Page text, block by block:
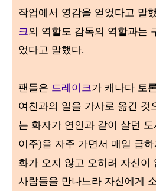
작업에서 영감을 얻었다고 말
크의 역할도 감독의 역할과는
었다고 말했다.
팬들은 드레이크가 캐나다 토
여친과의 일을 가사로 옮긴 것
는 화자가 연인과 같이 살던
이주)을 자주 가면서 매일 급
화가 오지 않고 오히려 자신이
사람들을 만나느라 자신에게